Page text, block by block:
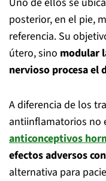
posterior, en el pie,
referencia. Su
útero, sino modular
nervioso procesa el
A diferencia de los
antiinflamatorios no
anticonceptivos
efectos adversos
alternativa para